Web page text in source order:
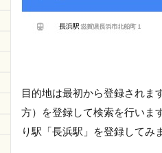
目的地は最初から登録されま
方）を登録して検索を行いま
り駅「長浜駅」を登録してみ